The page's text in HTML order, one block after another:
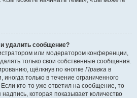
удалить сообщение?
или модератором конференции,
только свои собственные сообщения.
щёлкнув по кнопке Правка в
только в течение ограниченного
кто-то уже ответил на сообщение, то
которая показывает количество